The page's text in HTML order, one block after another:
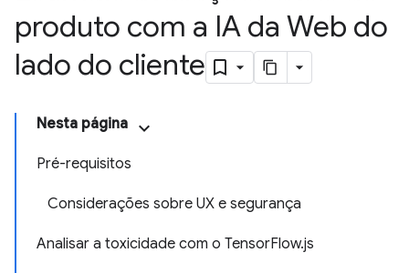
produto com a IA da Web do
lado do cliente
Nesta página
Pré-requisitos
Considerações sobre UX e segurança
Analisar a toxicidade com o TensorFlow.js